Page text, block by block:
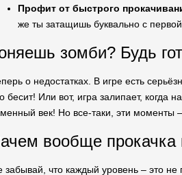
Профит от быстрого
же ты затащишь буквально с
зомби? Будь
о недостатках. В игре есть
бесит! Или вот, игра залипает,
век! Но все-таки, эти моменты
вообще
забывай, что каждый уровень – это